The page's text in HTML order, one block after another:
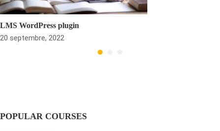
LMS WordPress plugin
20 septembre, 2022
POPULAR COURSES